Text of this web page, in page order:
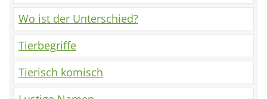
Wo ist der Unterschied?
Tierbegriffe
Tierisch komisch